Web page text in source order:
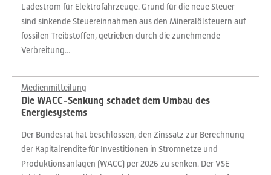
Ladestrom für Elektrofahrzeuge. Grund für die neue Steuer
sind sinkende Steuereinnahmen aus den Mineralölsteuern auf
fossilen Treibstoffen, getrieben durch die zunehmende
Verbreitung...
Medienmitteilung
Die WACC-Senkung schadet dem Umbau des
Energiesystems
Der Bundesrat hat beschlossen, den Zinssatz zur Berechnung
der Kapitalrendite für Investitionen in Stromnetze und
Produktionsanlagen (WACC) per 2026 zu senken. Der VSE